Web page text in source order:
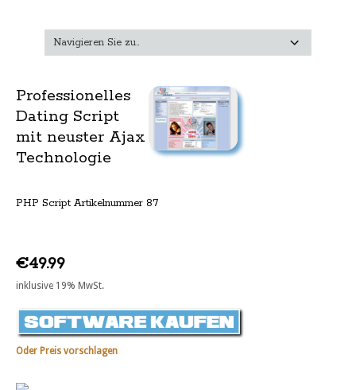
Professionelles
Dating Script
mit neuster Ajax
Technologie
PHP Script Artikelnummer 87
€49.99
inklusive 19% MwSt.
Oder Preis vorschlagen